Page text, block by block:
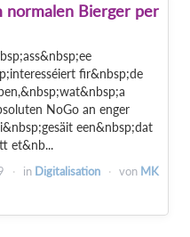
normalen Bierger per
fir&nbsp;de
NoGo an enger
een&nbsp;dat
et&nb...
in Digitalisation von MK